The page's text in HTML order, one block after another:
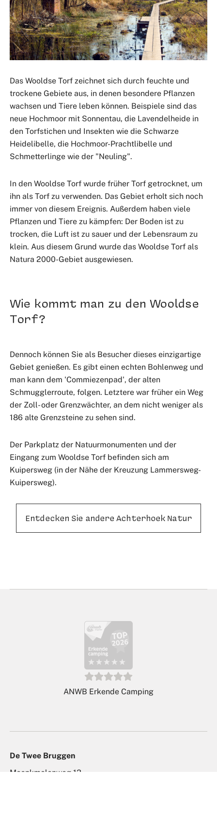
Das Wooldse Torf zeichnet sich durch feuchte und
trockene Gebiete aus, in denen besondere Pflanzen
wachsen und Tiere leben können. Beispiele sind das
neue Hochmoor mit Sonnentau, die Lavendelheide in
den Torfstichen und Insekten wie die Schwarze
Heidelibelle, die Hochmoor-Prachtlibelle und
Schmetterlinge wie der "Neuling".
In den Wooldse Torf wurde früher Torf getrocknet, um
ihn als Torf zu verwenden. Das Gebiet erholt sich noch
immer von diesem Ereignis. Außerdem haben viele
Pflanzen und Tiere zu kämpfen: Der Boden ist zu
trocken, die Luft ist zu sauer und der Lebensraum zu
klein. Aus diesem Grund wurde das Wooldse Torf als
Natura 2000-Gebiet ausgewiesen.
Wie kommt man zu den Wooldse
Torf?
Dennoch können Sie als Besucher dieses einzigartige
Gebiet genießen. Es gibt einen echten Bohlenweg und
man kann dem 'Commiezenpad', der alten
Schmugglerroute, folgen. Letztere war früher ein Weg
der Zoll- oder Grenzwächter, an dem nicht weniger als
186 alte Grenzsteine zu sehen sind.
Der Parkplatz der Natuurmonumenten und der
Eingang zum Wooldse Torf befinden sich am
Kuipersweg (in der Nähe der Kreuzung Lammersweg-
Kuipersweg).
Entdecken Sie andere Achterhoek Natur
ADAC Klassifikation 2026
De Twee Bruggen
Meenkmolenweg 13